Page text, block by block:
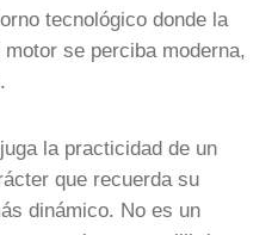
tecnológico donde la
se perciba moderna,
la practicidad de un
que recuerda su
dinámico. No es un